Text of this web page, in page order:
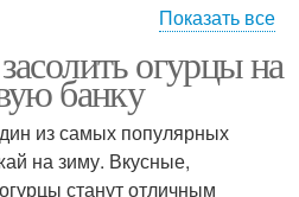
Соленые огурцы
Показать все
огурцы на
банку
из самых популярных
на зиму. Вкусные,
станут отличным